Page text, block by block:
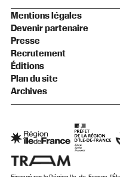
Mentions légales
Devenir partenaire
Presse
Recrutement
Éditions
Plan du site
Archives